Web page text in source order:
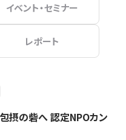
イベント・セミナー
レポート
摂の砦へ 認定NPOカン